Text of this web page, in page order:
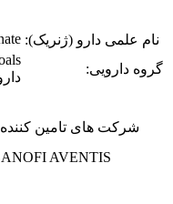
نام علمی دارو (ژنریک):
گروه دارویی:
شرکت های تامین کننده
AVENTIS